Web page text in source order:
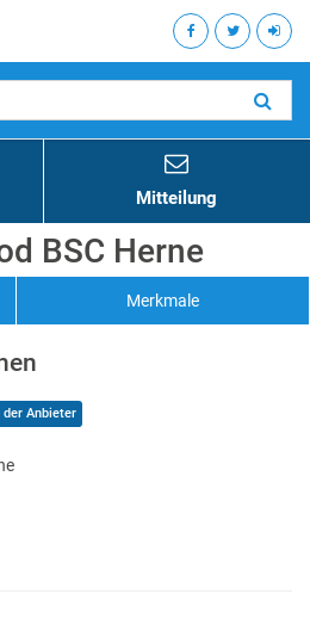
Mitteilung
BSC Herne
Merkmale
der Anbieter